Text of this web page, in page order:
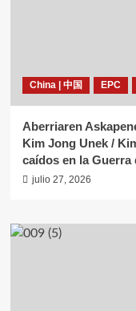
China | 中国 EPC
Aberriaren
Kim Jong Unek /
caídos en la Guerra
julio 27, 2026